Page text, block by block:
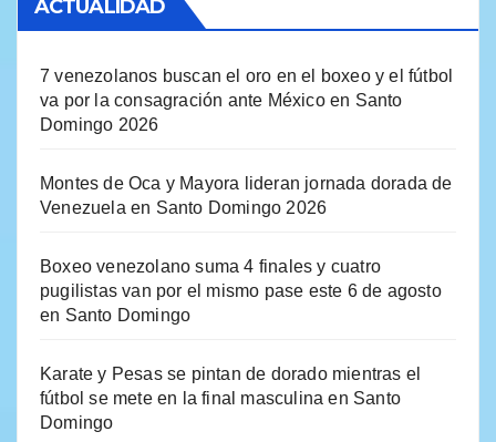
ACTUALIDAD
7 venezolanos buscan el oro en el boxeo y el fútbol
va por la consagración ante México en Santo
Domingo 2026
Montes de Oca y Mayora lideran jornada dorada de
Venezuela en Santo Domingo 2026
Boxeo venezolano suma 4 finales y cuatro
pugilistas van por el mismo pase este 6 de agosto
en Santo Domingo
Karate y Pesas se pintan de dorado mientras el
fútbol se mete en la final masculina en Santo
Domingo